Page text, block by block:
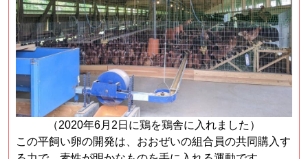
（2020年6月2日に鶏を鶏舎に入れました）
この平飼い卵の開発は、おおぜいの組合員の共同購入す